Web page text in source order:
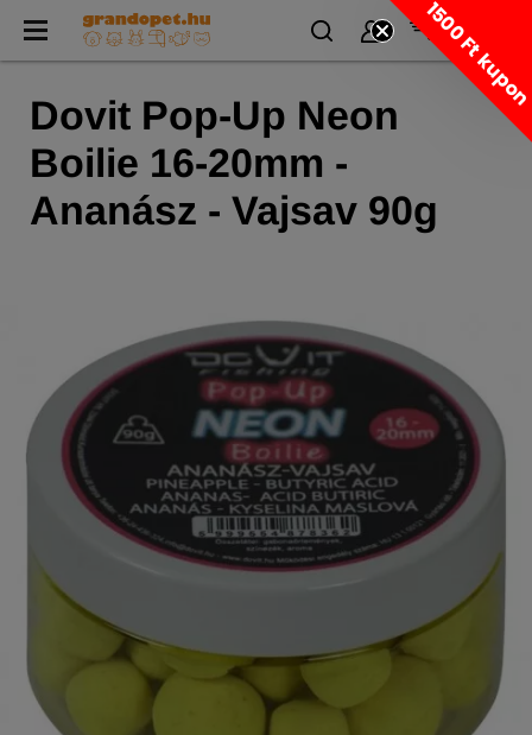
Dovit Pop-Up Neon
Boilie 16-20mm -
Ananász - Vajsav 90g
1500 Ft